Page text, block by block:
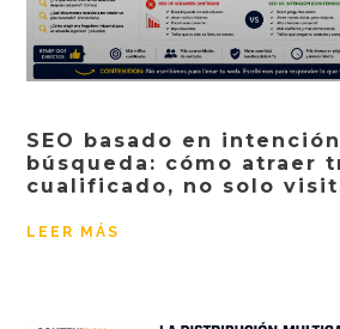
SEO basado en
búsqueda: cómo atraer
cualificado, no solo
LEER MÁS